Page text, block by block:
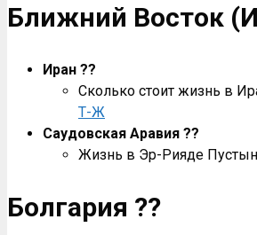
Ближний Восток
Иран ??
Сколько стоит жизнь в
Т-Ж
Саудовская Аравия ??
Жизнь в Эр-Рияде
Болгария ??